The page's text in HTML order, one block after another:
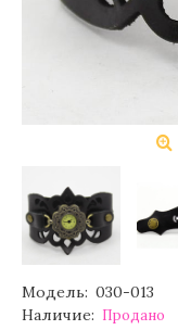
Модель: 030-013
Наличие: Продано